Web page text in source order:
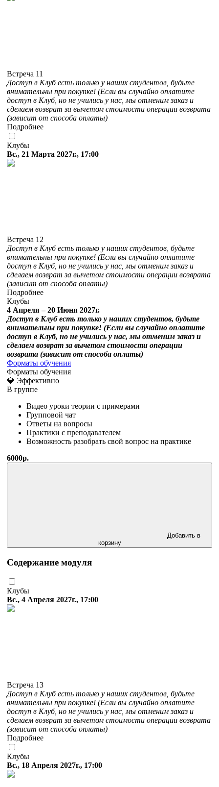
Встреча 11
Доступ в Клуб есть только у наших студентов, будьте
внимательны при покупке! (Если вы случайно оплатите
доступ в Клуб, но не учились у нас, мы отменим заказ и
сделаем возврат за вычетом стоимости операции возврата
(зависит от способа оплаты)
Подробнее
Клубы
Вс., 21 Марта 2027г., 17:00
Встреча 12
Доступ в Клуб есть только у наших студентов, будьте
внимательны при покупке! (Если вы случайно оплатите
доступ в Клуб, но не учились у нас, мы отменим заказ и
сделаем возврат за вычетом стоимости операции возврата
(зависит от способа оплаты)
Подробнее
Клубы
4 Апреля – 20 Июня 2027г.
Доступ в Клуб есть только у наших студентов, будьте
внимательны при покупке! (Если вы случайно оплатите
доступ в Клуб, но не учились у нас, мы отменим заказ и
сделаем возврат за вычетом стоимости операции
возврата (зависит от способа оплаты)
Форматы обучения
Форматы обучения
💎 Эффективно
В группе
Видео уроки теории с примерами
Групповой чат
Ответы на вопросы
Практики с преподавателем
Возможность разобрать свой вопрос на практике
6000р.
Добавить в
корзину
Содержание модуля
Клубы
Вс., 4 Апреля 2027г., 17:00
Встреча 13
Доступ в Клуб есть только у наших студентов, будьте
внимательны при покупке! (Если вы случайно оплатите
доступ в Клуб, но не учились у нас, мы отменим заказ и
сделаем возврат за вычетом стоимости операции возврата
(зависит от способа оплаты)
Подробнее
Клубы
Вс., 18 Апреля 2027г., 17:00